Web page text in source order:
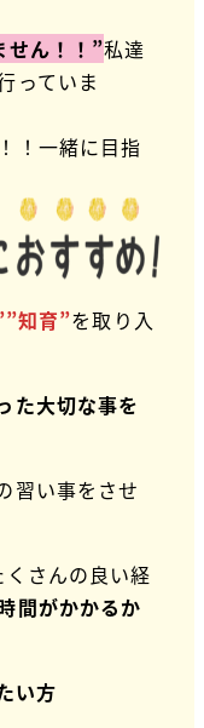
せん！！”私達
っていま
！一緒に目指
知育”を取り入
た大切な事を
習い事をさせ
くさんの良い経
間がかかるか
い方